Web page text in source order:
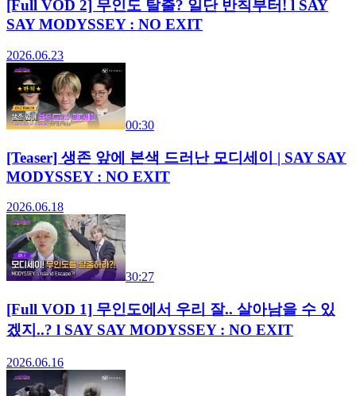
[Full VOD 2] 무인도 탈출? 일단 반칙부터! l SAY
SAY MODYSSEY : NO EXIT
2026.06.23
00:30
[Teaser] 생존 앞에 본색 드러난 모디세이 | SAY SAY
MODYSSEY : NO EXIT
2026.06.18
30:27
[Full VOD 1] 무인도에서 우리 잘.. 살아남을 수 있
겠지..? l SAY SAY MODYSSEY : NO EXIT
2026.06.16